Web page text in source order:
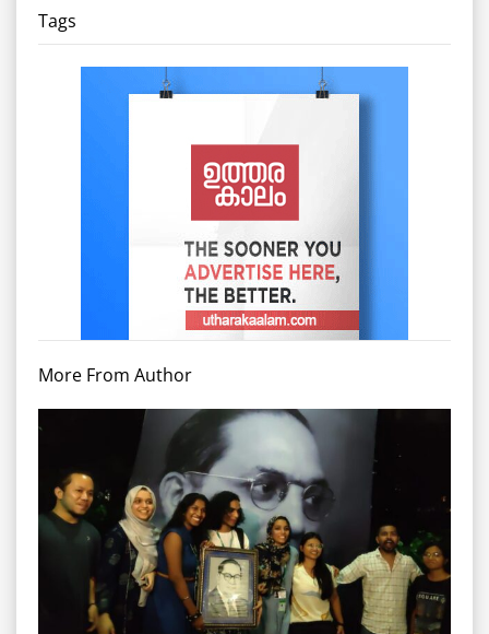
Tags
More From Author